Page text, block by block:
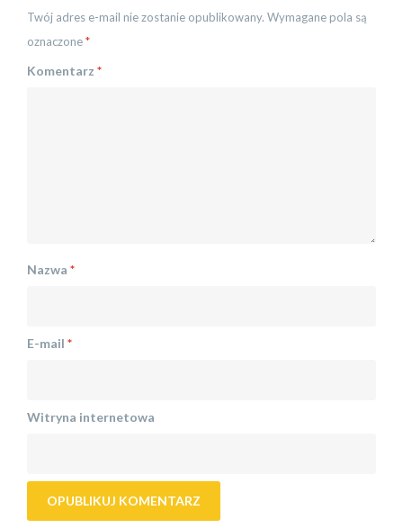
Twój adres e-mail nie zostanie opublikowany. Wymagane pola są
oznaczone*
Komentarz *
Nazwa *
E-mail *
Witryna internetowa